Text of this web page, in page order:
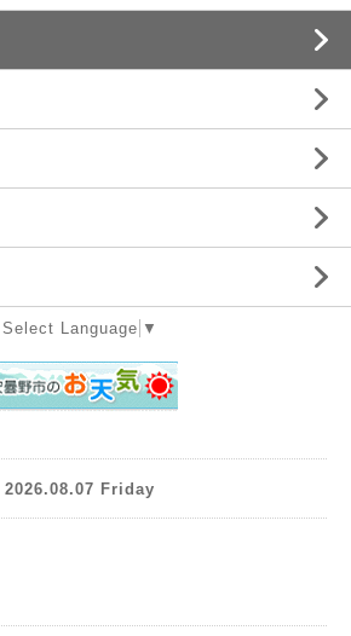
Select Language ▼
2026.08.07 Friday